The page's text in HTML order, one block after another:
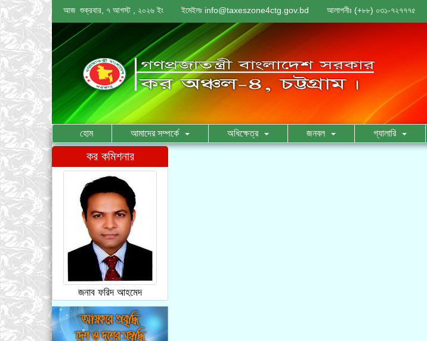
আজ শুক্রবার, ৭ আগস্ট , ২০২৬ ইং ইমেইলঃ info@taxeszone4ctg.gov.bd আলাপনীঃ (+৮৮) ০৩১-৭২৭৭৭৫
হোম আমাদের সম্পর্কে অধিক্ষেত্র জনবল গ্যালারি
কর কমিশনার
জনাব ফরিদ আহমেদ